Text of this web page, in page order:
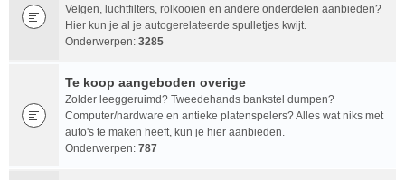
Velgen, luchtfilters, rolkooien en andere onderdelen aanbieden?
Hier kun je al je autogerelateerde spulletjes kwijt.
Onderwerpen: 3285
Te koop aangeboden overige
Zolder leeggeruimd? Tweedehands bankstel dumpen?
Computer/hardware en antieke platenspelers? Alles wat niks met
auto's te maken heeft, kun je hier aanbieden.
Onderwerpen: 787